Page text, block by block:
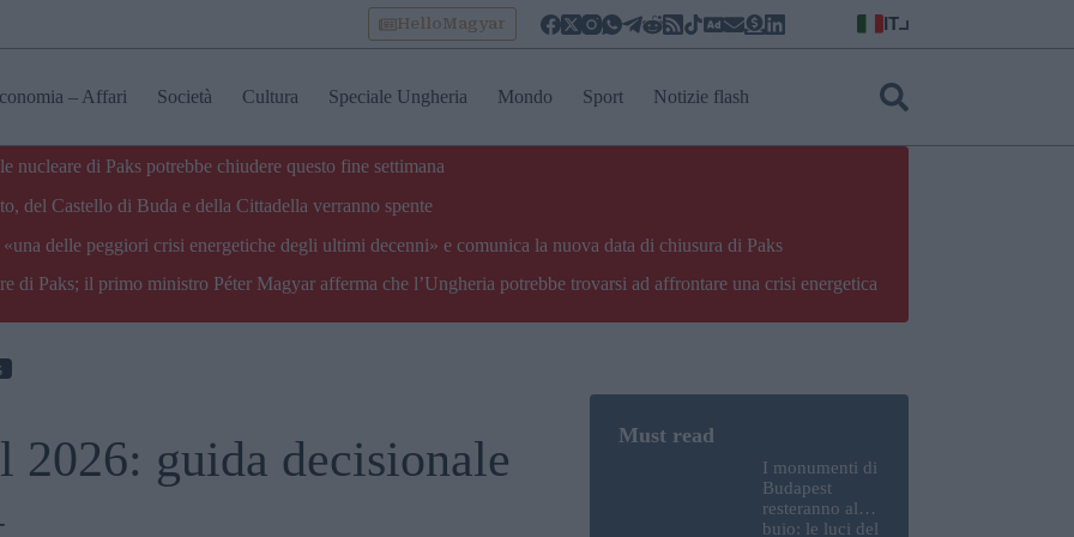
HelloMagyar IT
– Affari Società Cultura Speciale Ungheria Mondo Sport Notizie flash
nucleare di Paks potrebbe chiudere questo fine settimana
del Castello di Buda e della Cittadella verranno spente
delle peggiori crisi energetiche degli ultimi decenni» e comunica la nuova data di chiusura di Paks
di Paks; il primo ministro Péter Magyar afferma che l’Ungheria potrebbe trovarsi ad affrontare una crisi energetica
2026: guida decisionale
I monumenti di
Budapest
resteranno al
buio: le luci del